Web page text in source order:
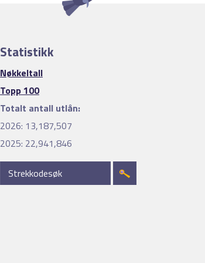
Statistikk
Nøkkeltall
Topp 100
Totalt antall utlån:
2026: 13,187,507
2025: 22,941,846